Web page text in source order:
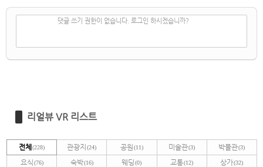
댓글 쓰기 권한이 없습니다. 로그인 하시겠습니까?
리얼뷰 VR 리스트
전체(228) 관광지 (24) 공원(11) 미술관(3) 박물관(3)
요식(76) 숙박(16) 웨딩 (0) 교통(12) 상가(32)